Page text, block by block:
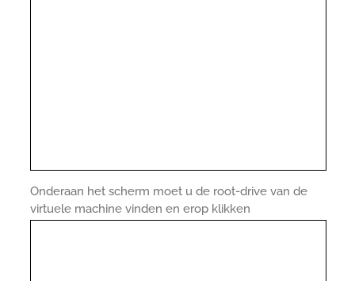
Onderaan het scherm moet u de root-drive van de
virtuele machine vinden en erop klikken